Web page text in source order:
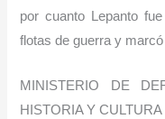
por cuanto Lepanto
flotas de guerra y
MINISTERIO DE
HISTORIA Y CULTURA